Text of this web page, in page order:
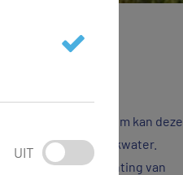
en watersysteem kan deze
en ons drinkwater.
zijn bij de inrichting van
UIT